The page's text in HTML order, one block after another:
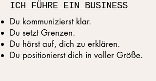
ICH FÜHRE EIN BUSINESS
Du kommunizierst klar.
Du setzt Grenzen.
Du hörst auf, dich zu erklären.
Du positionierst dich in voller Größe.